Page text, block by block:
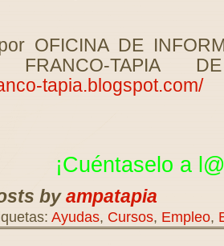
OFICINA DE
TAPIA DE
tapia.blogspot.com/
¡Cuéntaselo a
byampatapia
Ayudas, Cursos, Empleo,